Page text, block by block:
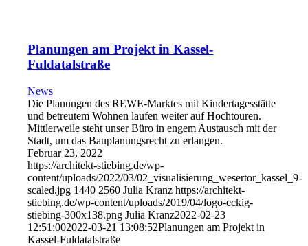
Planungen am Projekt in Kassel-
Fuldatalstraße
News
Die Planungen des REWE-Marktes mit Kindertagesstätte
und betreutem Wohnen laufen weiter auf Hochtouren.
Mittlerweile steht unser Büro in engem Austausch mit der
Stadt, um das Bauplanungsrecht zu erlangen.
Februar 23, 2022
https://architekt-stiebing.de/wp-
content/uploads/2022/03/02_visualisierung_wesertor_kassel_9-
scaled.jpg 1440 2560 Julia Kranz https://architekt-
stiebing.de/wp-content/uploads/2019/04/logo-eckig-
stiebing-300x138.png Julia Kranz2022-02-23
12:51:002022-03-21 13:08:52Planungen am Projekt in
Kassel-Fuldatalstraße